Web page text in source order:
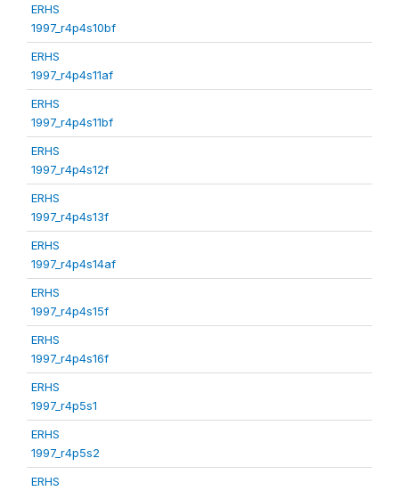
ERHS
1997_r4p4s10bf
ERHS
1997_r4p4s11af
ERHS
1997_r4p4s11bf
ERHS
1997_r4p4s12f
ERHS
1997_r4p4s13f
ERHS
1997_r4p4s14af
ERHS
1997_r4p4s15f
ERHS
1997_r4p4s16f
ERHS
1997_r4p5s1
ERHS
1997_r4p5s2
ERHS